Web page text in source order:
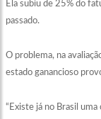
Ela subiu de 25% do
passado.
O problema, na
estado ganancioso
“Existe já no Brasil